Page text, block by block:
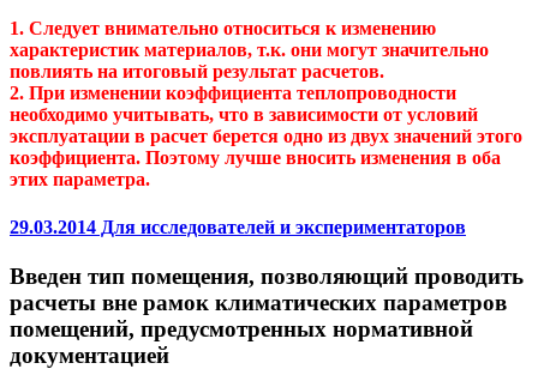
1. Следует внимательно относиться к изменению
характеристик материалов, т.к. они могут значительно
повлиять на итоговый результат расчетов.
2. При изменении коэффициента теплопроводности
необходимо учитывать, что в зависимости от условий
эксплуатации в расчет берется одно из двух значений этого
коэффициента. Поэтому лучше вносить изменения в оба
этих параметра.
29.03.2014 Для исследователей и экспериментаторов
Введен тип помещения, позволяющий проводить
расчеты вне рамок климатических параметров
помещений, предусмотренных нормативной
документацией